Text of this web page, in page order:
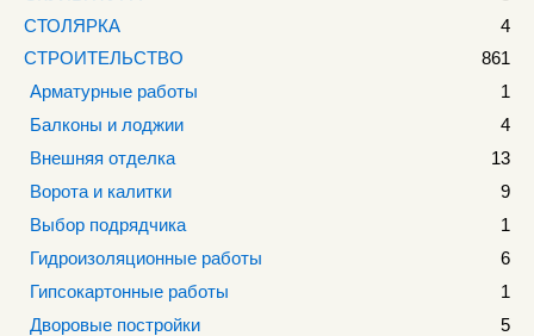
СТОЛЯРКА
4
СТРОИТЕЛЬСТВО
861
Арматурные работы
1
Балконы и лоджии
4
Внешняя отделка
13
Ворота и калитки
9
Выбор подрядчика
1
Гидроизоляционные работы
6
Гипсокартонные работы
1
Дворовые постройки
5